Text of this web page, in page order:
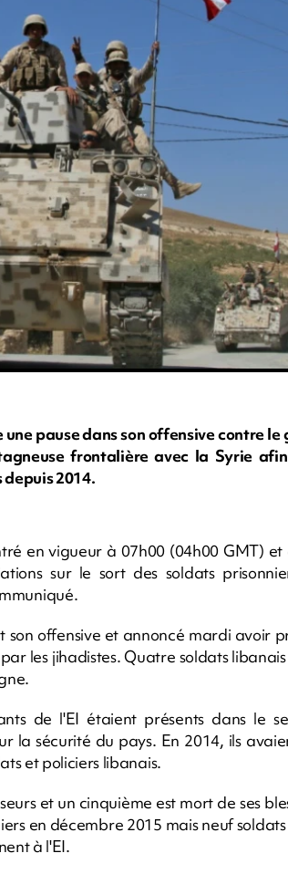
pause dans son offensive contre
frontalière avec la Syrie
2014.
en vigueur à 07h00 (04h00 GMT)
sur le sort des soldats
offensive et annoncé mardi avoir
les jihadistes. Quatre soldats
de l'EI étaient présents dans le
la sécurité du pays. En 2014, ils
et policiers libanais.
et un cinquième est mort de ses
en décembre 2015 mais neuf
à l'EI.